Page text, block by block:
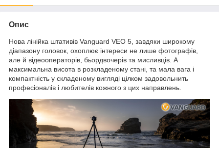
Опис
Нова лінійка штативів Vanguard VEO 5, завдяки широкому
діапазону головок, охоплює інтереси не лише фотографів,
але й відеооператорів, бьордвочерів та мисливців. А
максимальна висота в розкладеному стані, та мала вага і
компактність у складеному вигляді цілком задовольнить
професіоналів і любителів кожного з цих направлень.